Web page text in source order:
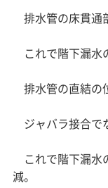
排水管の床貫通
これで階下漏水
排水管の直結の
ジャバラ接合で
これで階下漏水
減。